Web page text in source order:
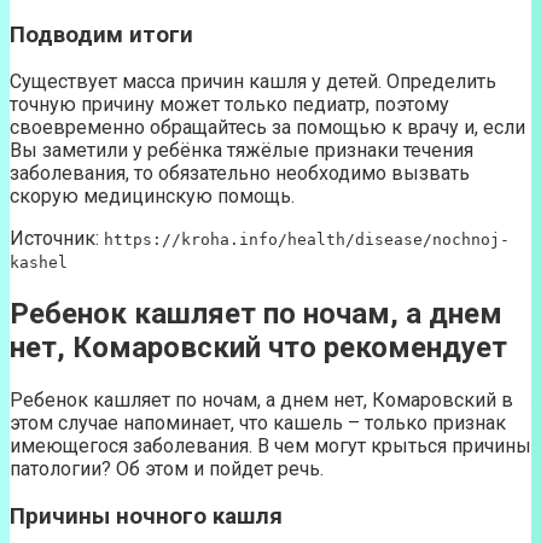
Подводим итоги
Существует масса причин кашля у детей. Определить
точную причину может только педиатр, поэтому
своевременно обращайтесь за помощью к врачу и, если
Вы заметили у ребёнка тяжёлые признаки течения
заболевания, то обязательно необходимо вызвать
скорую медицинскую помощь.
Источник: https://kroha.info/health/disease/nochnoj-
kashel
Ребенок кашляет по ночам, а днем
нет, Комаровский что рекомендует
Ребенок кашляет по ночам, а днем нет, Комаровский в
этом случае напоминает, что кашель – только признак
имеющегося заболевания. В чем могут крыться причины
патологии? Об этом и пойдет речь.
Причины ночного кашля